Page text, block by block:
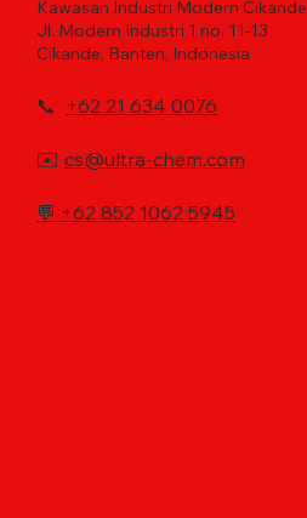
Kawasan Industri Modern Cikande
Jl. Modern Industri 1 no. 11-13
Cikande, Banten, Indonesia
📞 +62 21 634 0076
✉️ cs@ultra-chem.com
💬 +62 852 1062 5945